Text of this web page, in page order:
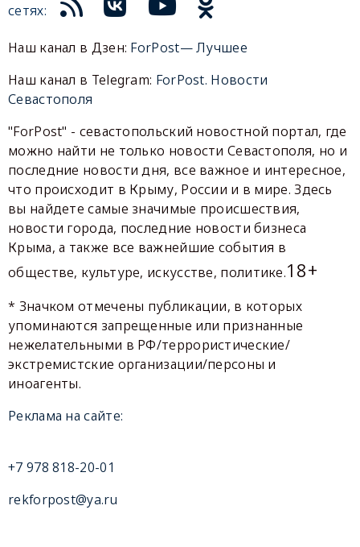
сетях:
Наш канал в Дзен: ForPost— Лучшее
Наш канал в Telegram: ForPost. Новости
Севастополя
"ForPost" - севастопольский новостной портал, где
можно найти не только новости Севастополя, но и
последние новости дня, все важное и интересное,
что происходит в Крыму, России и в мире. Здесь
вы найдете самые значимые происшествия,
новости города, последние новости бизнеса
Крыма, а также все важнейшие события в
обществе, культуре, искусстве, политике.18+
* Значком отмечены публикации, в которых
упоминаются запрещенные или признанные
нежелательными в РФ/террористические/
экстремистские организации/персоны и
иноагенты.
Реклама на сайте:
+7 978 818-20-01
rekforpost@ya.ru